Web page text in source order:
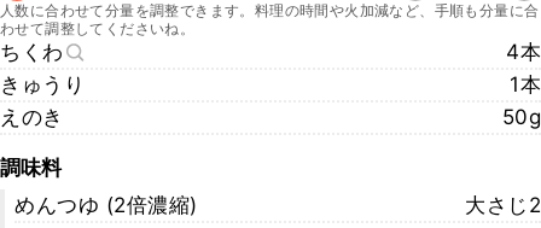
人数に合わせて分量を調整できます。料理の時間や火加減など、手順も分量に合
わせて調整してくださいね。
ちくわ
4本
きゅうり
1本
えのき
50g
調味料
めんつゆ (2倍濃縮)
大さじ2